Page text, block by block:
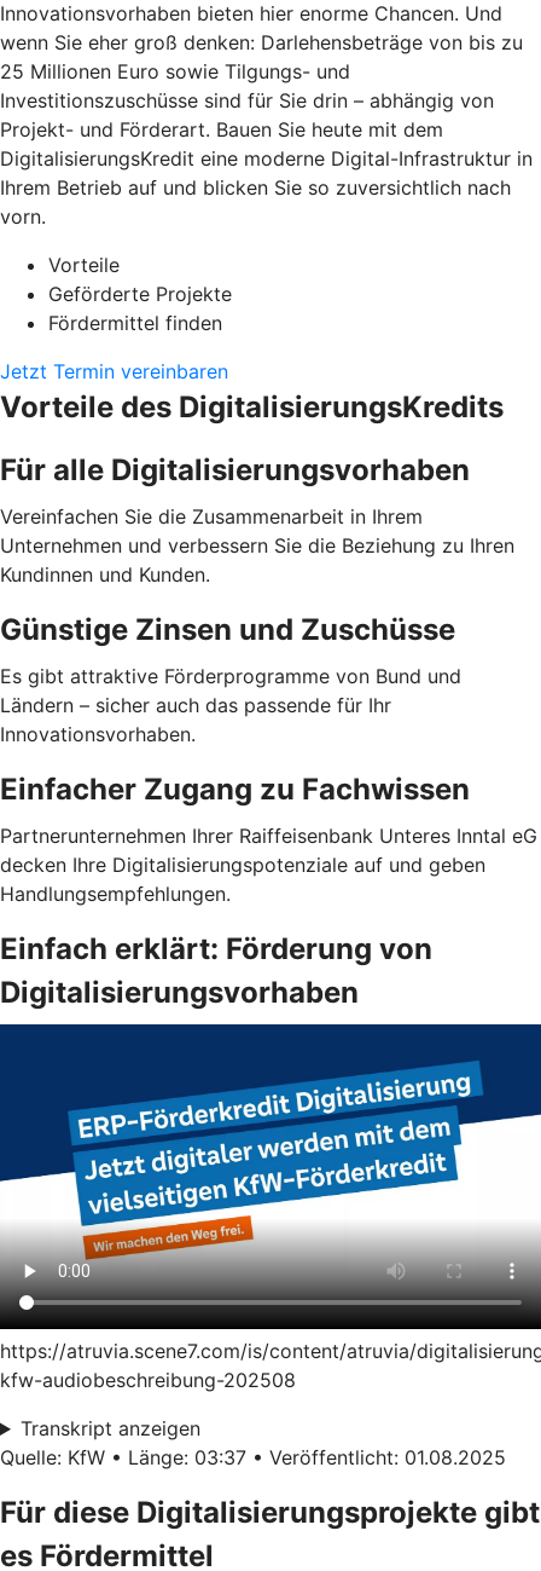
Innovationsvorhaben bieten hier enorme Chancen. Und
wenn Sie eher groß denken: Darlehensbeträge von bis zu
25 Millionen Euro sowie Tilgungs- und
Investitionszuschüsse sind für Sie drin – abhängig von
Projekt- und Förderart. Bauen Sie heute mit dem
DigitalisierungsKredit eine moderne Digital-Infrastruktur in
Ihrem Betrieb auf und blicken Sie so zuversichtlich nach
vorn.
Vorteile
Geförderte Projekte
Fördermittel finden
Jetzt Termin vereinbaren
Vorteile des DigitalisierungsKredits
Für alle Digitalisierungsvorhaben
Vereinfachen Sie die Zusammenarbeit in Ihrem
Unternehmen und verbessern Sie die Beziehung zu Ihren
Kundinnen und Kunden.
Günstige Zinsen und Zuschüsse
Es gibt attraktive Förderprogramme von Bund und
Ländern – sicher auch das passende für Ihr
Innovationsvorhaben.
Einfacher Zugang zu Fachwissen
Partnerunternehmen Ihrer Raiffeisenbank Unteres Inntal eG
decken Ihre Digitalisierungspotenziale auf und geben
Handlungsempfehlungen.
Einfach erklärt: Förderung von
Digitalisierungsvorhaben
https://atruvia.scene7.com/is/content/atruvia/
kfw-audiobeschreibung-202508
Transkript anzeigen
Quelle: KfW • Länge: 03:37 • Veröffentlicht: 01.08.2025
Für diese Digitalisierungsprojekte gibt
es Fördermittel